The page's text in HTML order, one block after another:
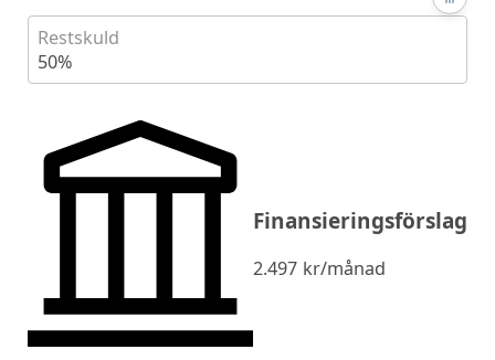
Restskuld
50%
Finansieringsförslag
2.497 kr/månad